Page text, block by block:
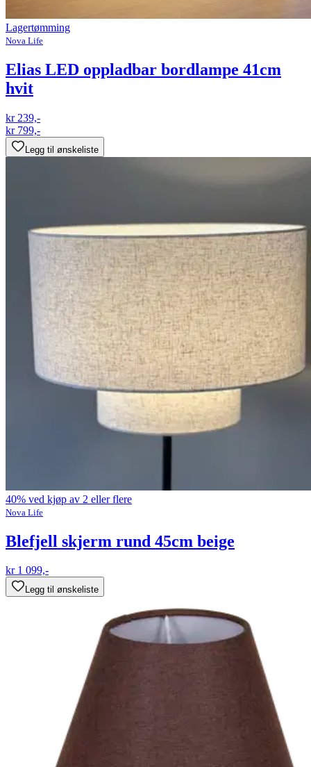
Lagertømming
Nova Life
Elias LED oppladbar bordlampe 41cm
hvit
kr 239,-
kr 799,-
Legg til ønskeliste
40% ved kjøp av 2 eller flere
Nova Life
Blefjell skjerm rund 45cm beige
kr 1 099,-
Legg til ønskeliste